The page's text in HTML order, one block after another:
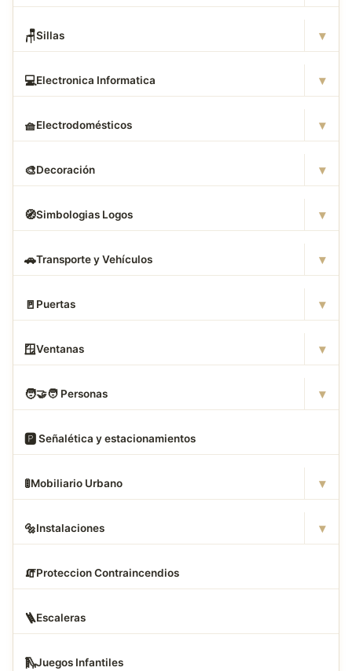
🪑Sillas ▾
💻Electronica Informatica ▾
🧺Electrodomésticos ▾
🎨Decoración ▾
🧭Simbologias Logos ▾
🚗Transporte y Vehículos ▾
🚪 Puertas ▾
🪟Ventanas ▾
🧑‍🤝‍🧑 Personas ▾
🅿️ Señalética y estacionamientos
🚦Mobiliario Urbano ▾
🔩Instalaciones ▾
🧯Proteccion Contraincendios
🪜Escaleras
🛝Juegos Infantiles